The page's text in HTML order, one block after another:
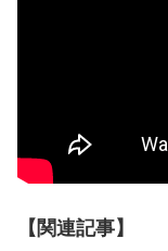
【関連記事】